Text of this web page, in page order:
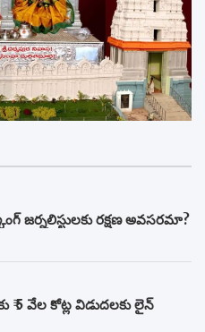
జర్నలిస్టులకు రక్షణ అవసరమా?
₹ 5 వేల కోట్ల విడుదలకు లైన్